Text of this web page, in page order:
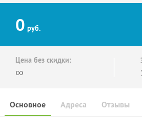
0 руб.
Цена без скидки:
∞
Основное Отзывы
Адреса